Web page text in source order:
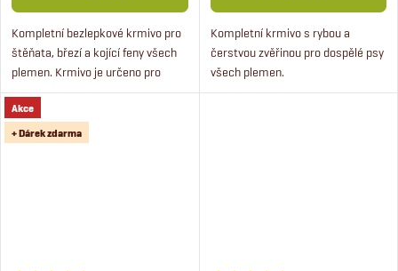
Kompletní bezlepkové krmivo pro
štěňata, březí a kojící feny všech
plemen. Krmivo je určeno pro
štěňata malých, středních i
velkých plemen psů. Receptura je
založená...
Kompletní krmivo s rybou a
čerstvou zvěřinou pro dospělé psy
všech plemen.
Akce
+ Dárek zdarma